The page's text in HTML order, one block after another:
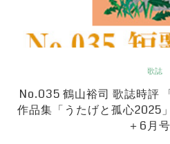
歌誌
No.035 鶴山裕司 歌誌時評
作品集「うたげと孤心2025
＋6月号